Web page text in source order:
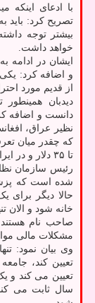
با ادعای
تصریح کرد: باید
بیشتر توجه
خواهد داشت.
ایشان در
و اضافه کرد:
از قدیم مورد
دیدبان
دانست و اضافه
نظیر عراق،
تا ۳۵ دلار و در ایران نیم دلار است.
رئیس سازمان
شده است که
حالا دیگر
مشکلات مالی
وی بیان نمود:
تعیین کند،
تعیین می کند و
سال ثابت می